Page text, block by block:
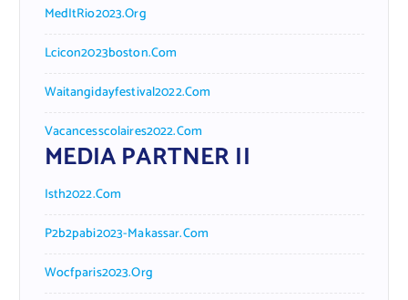
MedItRio2023.org
Lcicon2023boston.com
Waitangidayfestival2022.com
Vacancesscolaires2022.com
MEDIA PARTNER II
Isth2022.com
P2b2pabi2023-Makassar.com
Wocfparis2023.org